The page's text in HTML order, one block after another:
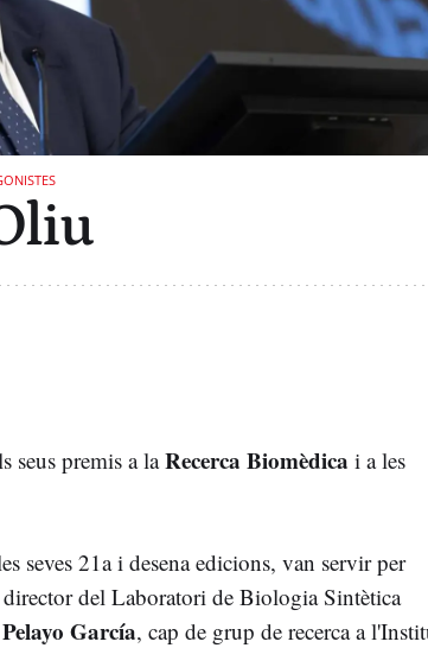
seus premis a laRecerca Biomèdica i a les
seves 21a i desena edicions, van servir per
del Laboratori de Biologia Sintètica
Pelayo García, cap de grup de recerca a